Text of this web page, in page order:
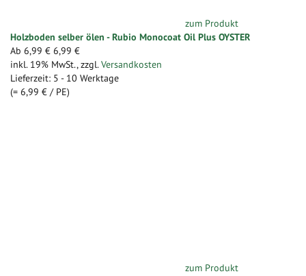
zum Produkt
Holzboden selber ölen - Rubio Monocoat Oil Plus OYSTER
Ab 6,99 € 6,99 €
inkl. 19% MwSt., zzgl. Versandkosten
Lieferzeit: 5 - 10 Werktage
(= 6,99 € / PE)
zum Produkt